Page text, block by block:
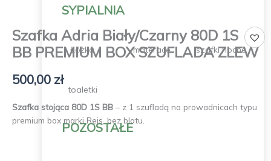
SYPIALNIA
Łóżka materace szafki nocne
toaletki
POZOSTAŁE
Szafka Adria Biały/Czarny 80D 1S
BB PREMIUM BOX SZUFLADA ZLEW
500,00 zł
Szafka stojąca 80D 1S BB – z 1 szufladą na prowadnicach typu
premium box marki Rejs, bez blatu.